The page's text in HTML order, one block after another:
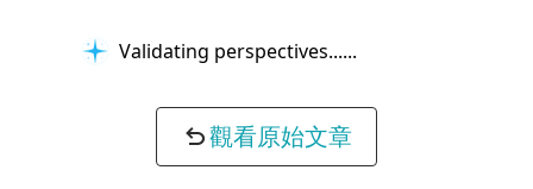
Validating perspectives...
觀看原始文章